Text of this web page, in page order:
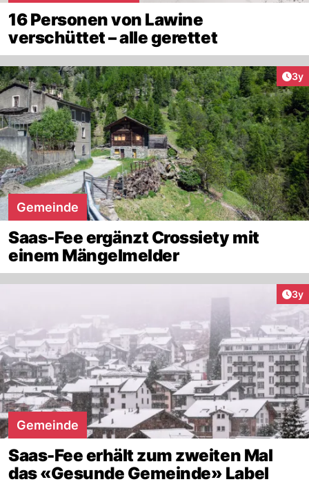
16 Personen von Lawine
verschüttet – alle gerettet
3y
Gemeinde
Saas-Fee ergänzt Crossiety mit
einem Mängelmelder
3y
Gemeinde
Saas-Fee erhält zum zweiten Mal
das «Gesunde Gemeinde» Label